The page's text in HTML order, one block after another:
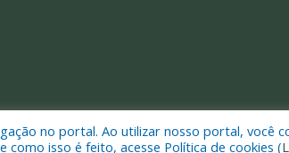
de Limoeiro do Ajuru.
no portal. Ao utilizar nosso portal, você
isso é feito, acesse Política de cookies (